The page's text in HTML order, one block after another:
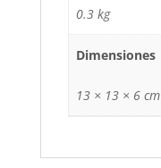
0.3 kg
Dimensiones
13 × 13 × 6 cm